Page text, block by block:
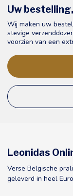
Uw
Wij maken uw
stevige
voorzien van een
Leonidas
Verse Belgische
geleverd in heel